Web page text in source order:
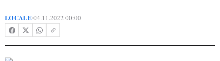
LOCALE•04.11.2022 00:00